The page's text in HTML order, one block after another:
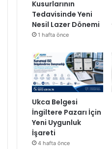
Kusurlarının
Tedavisinde Yeni
Nesil Lazer Dönemi
1 hafta önce
Ukca Belgesi
İngiltere Pazarı İçin
Yeni Uygunluk
İşareti
4 hafta önce